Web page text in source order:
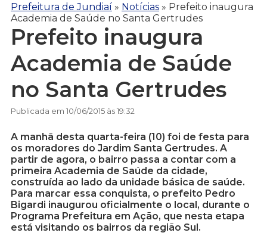
Prefeitura de Jundiaí » Notícias » Prefeito inaugura
Academia de Saúde no Santa Gertrudes
Prefeito inaugura
Academia de Saúde
no Santa Gertrudes
Publicada em 10/06/2015 às 19:32
A manhã desta quarta-feira (10) foi de festa para
os moradores do Jardim Santa Gertrudes. A
partir de agora, o bairro passa a contar com a
primeira Academia de Saúde da cidade,
construída ao lado da unidade básica de saúde.
Para marcar essa conquista, o prefeito Pedro
Bigardi inaugurou oficialmente o local, durante o
Programa Prefeitura em Ação, que nesta etapa
está visitando os bairros da região Sul.